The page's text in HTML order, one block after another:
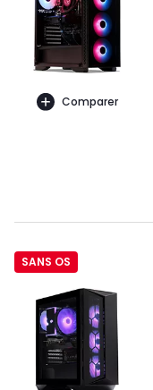
Comparer
SANS OS